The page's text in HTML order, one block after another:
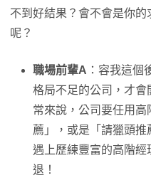
不到好結果？會不會是你
呢？
職場前輩A ：容我這個
格局不足的公司，才會
常來說，公司要任用高
薦」，或是「請獵頭推
遇上歷練豐富的高階經
退！